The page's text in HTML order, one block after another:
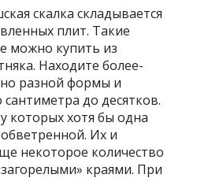
скалка складывается
плит. Такие
можно купить из
Находите более-
разной формы и
до десятков.
которых хотя бы одна
Их и
некоторое количество
краями. При